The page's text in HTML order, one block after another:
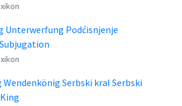
Unterwerfung Podćisnjenje
Wendenkönig Serbski kral Serbski